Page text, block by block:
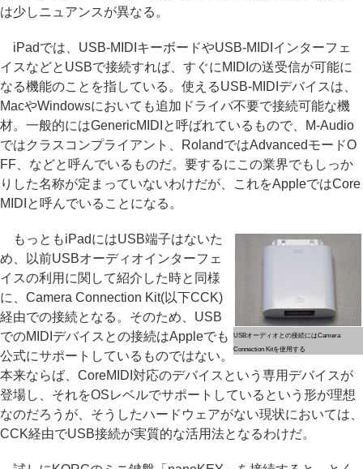
は少しニュアンスが異なる。
iPadでは、USB-MIDIキーボードやUSB-MIDIインターフェ
イスなどとUSBで接続すれば、すぐにMIDIの送受信が可能に
なる機能のことを指している。使えるUSB-MIDIデバイスは、
MacやWindowsにおいても追加ドライバ不要で接続可能な機
材。一般的にはGenericMIDIと呼ばれているもので、M-Audio
ではクラスコンプライアント、RolandではAdvancedモードO
FF、などと呼んでいるものだ。要するにこの業界でもしっか
りした名称が定まっていないわけだが、これをAppleではCore
MIDIと呼んでいることになる。
USBオーディオとの接続にはCamera
Connection Kitを使用する
もっともiPadにはUSB端子はないた
め、以前USBオーディオインターフェ
イスの利用に関して紹介した時と同様
に、Camera Connection Kit(以下CCK)
経由での接続となる。そのため、USB
でのMIDIデバイスとの接続はAppleでも
公式にサポートしているものではない。
本来ならば、CoreMIDI対応のデバイスという専用デバイスが
登場し、それをOSレベルでサポートしているという形が理想
なのだろうが、そうしたハードウェアがない現状においては、
CCK経由でUSB接続が実質的な活用法となるわけだ。